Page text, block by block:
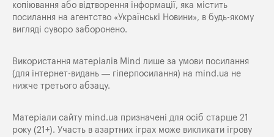
копіювання або відтворення інформації, яка містить
посилання на агентство «Українські Новини», в будь-якому
вигляді суворо заборонено.
Використання матеріалів Mind лише за умови посилання
(для інтернет-видань — гіперпосилання) на mind.ua не
нижче третього абзацу.
Матеріали сайту mind.ua призначені для осіб старше 21
року (21+). Участь в азартних іграх може викликати ігрову